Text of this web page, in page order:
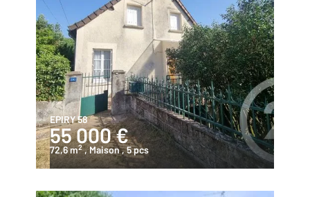
EPIRY 58
55 000 €
72,6 m2 , Maison, 5 pcs